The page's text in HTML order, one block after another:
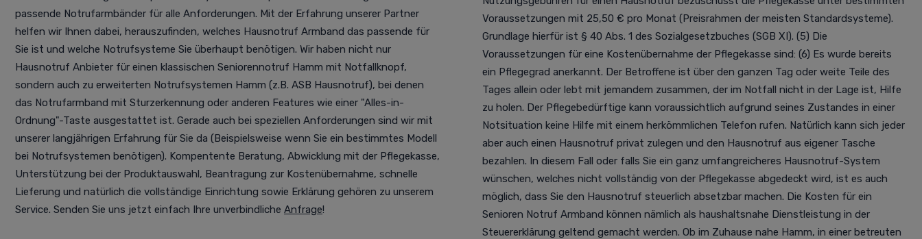
passende Notrufarmbänder für alle Anforderungen. Mit der Erfahrung unserer Partner
helfen wir Ihnen dabei, herauszufinden, welches Hausnotruf Armband das passende für
Sie ist und welche Notrufsysteme Sie überhaupt benötigen. Wir haben nicht nur
Hausnotruf Anbieter für einen klassischen Seniorennotruf Hamm mit Notfallknopf,
sondern auch zu erweiterten Notrufsystemen Hamm (z.B. ASB Hausnotruf), bei denen
das Notrufarmband mit Sturzerkennung oder anderen Features wie einer "Alles-in-
Ordnung"-Taste ausgestattet ist. Gerade auch bei speziellen Anforderungen sind wir mit
unserer langjährigen Erfahrung für Sie da (Beispielsweise wenn Sie ein bestimmtes Modell
bei Notrufsystemen benötigen). Kompentente Beratung, Abwicklung mit der Pflegekasse,
Unterstützung bei der Produktauswahl, Beantragung zur Kostenübernahme, schnelle
Lieferung und natürlich die vollständige Einrichtung sowie Erklärung gehören zu unserem
Service. Senden Sie uns jetzt einfach Ihre unverbindliche Anfrage!
Voraussetzungen mit 25,50 € pro Monat (Preisrahmen der meisten Standardsysteme).
Grundlage hierfür ist § 40 Abs. 1 des Sozialgesetzbuches (SGB XI). (5) Die
Voraussetzungen für eine Kostenübernahme der Pflegekasse sind: (6) Es wurde bereits
ein Pflegegrad anerkannt. Der Betroffene ist über den ganzen Tag oder weite Teile des
Tages allein oder lebt mit jemandem zusammen, der im Notfall nicht in der Lage ist, Hilfe
zu holen. Der Pflegebedürftige kann voraussichtlich aufgrund seines Zustandes in einer
Notsituation keine Hilfe mit einem herkömmlichen Telefon rufen. Natürlich kann sich jeder
aber auch einen Hausnotruf privat zulegen und den Hausnotruf aus eigener Tasche
bezahlen. In diesem Fall oder falls Sie ein ganz umfangreicheres Hausnotruf-System
wünschen, welches nicht vollständig von der Pflegekasse abgedeckt wird, ist es auch
möglich, dass Sie den Hausnotruf steuerlich absetzbar machen. Die Kosten für ein
Senioren Notruf Armband können nämlich als haushaltsnahe Dienstleistung in der
Steuererklärung geltend gemacht werden. Ob im Zuhause nahe Hamm, in einer betreuten